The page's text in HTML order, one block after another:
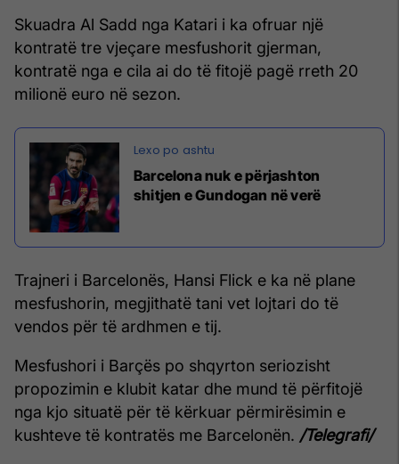
Skuadra Al Sadd nga Katari i ka ofruar një
kontratë tre vjeçare mesfushorit gjerman,
kontratë nga e cila ai do të fitojë pagë rreth 20
milionë euro në sezon.
Barcelona nuk e përjashton
shitjen e Gundogan në verë
Trajneri i Barcelonës, Hansi Flick e ka në plane
mesfushorin, megjithatë tani vet lojtari do të
vendos për të ardhmen e tij.
Mesfushori i Barçës po shqyrton seriozisht
propozimin e klubit katar dhe mund të përfitojë
nga kjo situatë për të kërkuar përmirësimin e
kushteve të kontratës me Barcelonën. /Telegrafi/